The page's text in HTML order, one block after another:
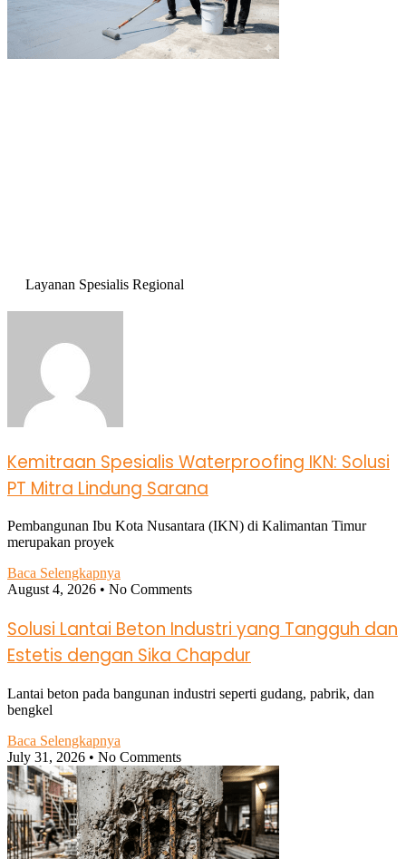
Layanan Spesialis Regional
Kemitraan Spesialis Waterproofing IKN: Solusi
PT Mitra Lindung Sarana
Pembangunan Ibu Kota Nusantara (IKN) di Kalimantan Timur
merupakan proyek
Baca Selengkapnya
August 4, 2026
No Comments
Solusi Lantai Beton Industri yang Tangguh dan
Estetis dengan Sika Chapdur
Lantai beton pada bangunan industri seperti gudang, pabrik, dan
bengkel
Baca Selengkapnya
July 31, 2026
No Comments